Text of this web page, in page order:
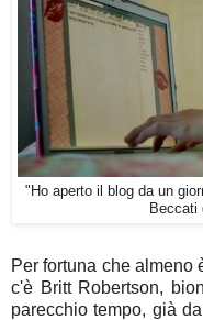
"Ho aperto il blog da un
Beccati
Per fortuna che almeno
c'è Britt Robertson,
parecchio tempo, già